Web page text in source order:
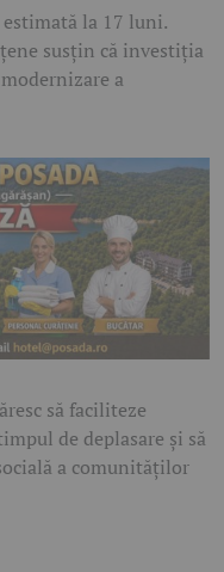
la 17 luni.
susțin că investiția
a
să faciliteze
de deplasare și să
a comunităților